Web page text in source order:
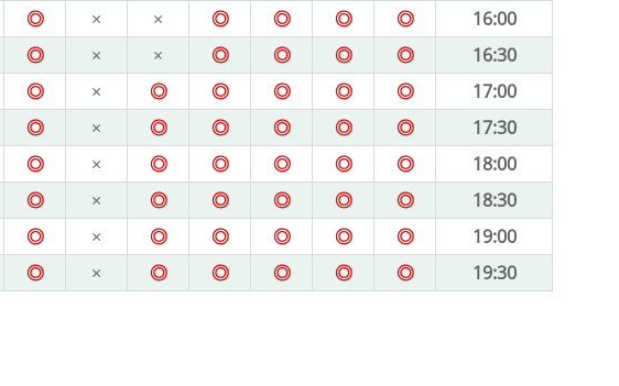
◎ × × ◎ ◎ ◎ ◎
16:00
◎ × × ◎ ◎ ◎ ◎
16:30
◎ × ◎ ◎ ◎ ◎ ◎
17:00
◎ × ◎ ◎ ◎ ◎ ◎
17:30
◎ × ◎ ◎ ◎ ◎ ◎
18:00
◎ × ◎ ◎ ◎ ◎ ◎
18:30
◎ × ◎ ◎ ◎ ◎ ◎
19:00
◎ × ◎ ◎ ◎ ◎ ◎
19:30